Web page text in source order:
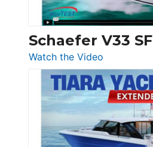
Beneteau
Swift
Trawler
54
Princess
F58
Flybridge
at
Boot
Schaefer V33 SF
Watch the Video
Schaefer
V33
SF